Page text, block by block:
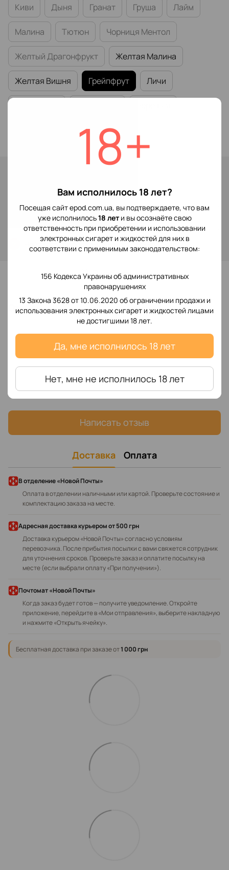
18+
Вам исполнилось 18 лет?
Посещая сайт epod.com.ua, вы подтверждаете, что вам
уже исполнилось18 лети вы осознаёте свою
ответственность при приобретении и использовании
электронных сигарет и жидкостей для них в
соответствии с применимым законодательством:
156 Кодекса Украины об административных
правонарушениях
13 Закона 3628 от 10.06.2020 об ограничении продажи и
использования электронных сигарет и жидкостей лицами
не достигшими 18 лет.
Да, мне исполнилось 18 лет
Нет, мне не исполнилось 18 лет
Киви Дыня Гранат Груша Лайм
Малина Тютюн Чорниця Ментол
Желтый Драгонфрукт Желтая Малина
Желтая Вишня Грейпфрут Личи
Ледяная Малина
299 грн
Сообщить, когда появится
Войтидля отображения накопительной скидки
В избранное
Отзывы
Добавьте первый отзыв
Написать отзыв
Доставка Оплата
В отделение «Новой Почты»
Оплата в отделении наличными или картой. Проверьте состояние и
комплектацию заказа на месте.
Адресная доставка курьеромот 500 грн
Доставка курьером «Новой Почты» согласно условиям
перевозчика. После прибытия посылки с вами свяжется сотрудник
для уточнения сроков. Проверьте заказ и оплатите посылку на
месте (если выбрали оплату «При получении»).
Почтомат «Новой Почты»
Когда заказ будет готов — получите уведомление. Откройте
приложение, перейдите в «Мои отправления», выберите накладную
и нажмите «Открыть ячейку».
Бесплатная доставка при заказе от1 000 грн